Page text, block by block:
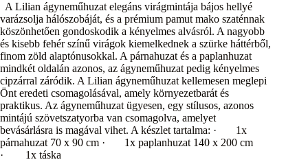
A Lilian ágyneműhuzat elegáns virágmintája bájos hellyé
varázsolja hálószobáját, és a prémium pamut mako szaténnak
köszönhetően gondoskodik a kényelmes alvásról. A nagyobb
és kisebb fehér színű virágok kiemelkednek a szürke háttérből,
finom zöld alaptónusokkal. A párnahuzat és a paplanhuzat
mindkét oldalán azonos, az ágyneműhuzat pedig kényelmes
cipzárral záródik. A Lilian ágyneműhuzat kellemesen meglepi
Önt eredeti csomagolásával, amely környezetbarát és
praktikus. Az ágyneműhuzat ügyesen, egy stílusos, azonos
mintájú szövetszatyorba van csomagolva, amelyet
bevásárlásra is magával vihet. A készlet tartalma: · 1x
párnahuzat 70 x 90 cm · 1x paplanhuzat 140 x 200 cm
· 1x táska